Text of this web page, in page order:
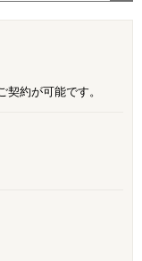
約が可能です。